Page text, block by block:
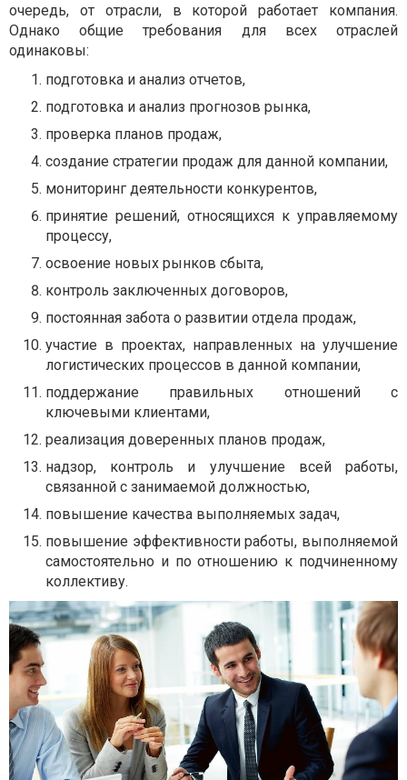
очередь, от отрасли, в которой работает компания.
Однако общие требования для всех отраслей
одинаковы:
подготовка и анализ отчетов,
подготовка и анализ прогнозов рынка,
проверка планов продаж,
создание стратегии продаж для данной компании,
мониторинг деятельности конкурентов,
принятие решений, относящихся к управляемому
процессу,
освоение новых рынков сбыта,
контроль заключенных договоров,
постоянная забота о развитии отдела продаж,
участие в проектах, направленных на улучшение
логистических процессов в данной компании,
поддержание правильных отношений с
ключевыми клиентами,
реализация доверенных планов продаж,
надзор, контроль и улучшение всей работы,
связанной с занимаемой должностью,
повышение качества выполняемых задач,
повышение эффективности работы, выполняемой
самостоятельно и по отношению к подчиненному
коллективу.